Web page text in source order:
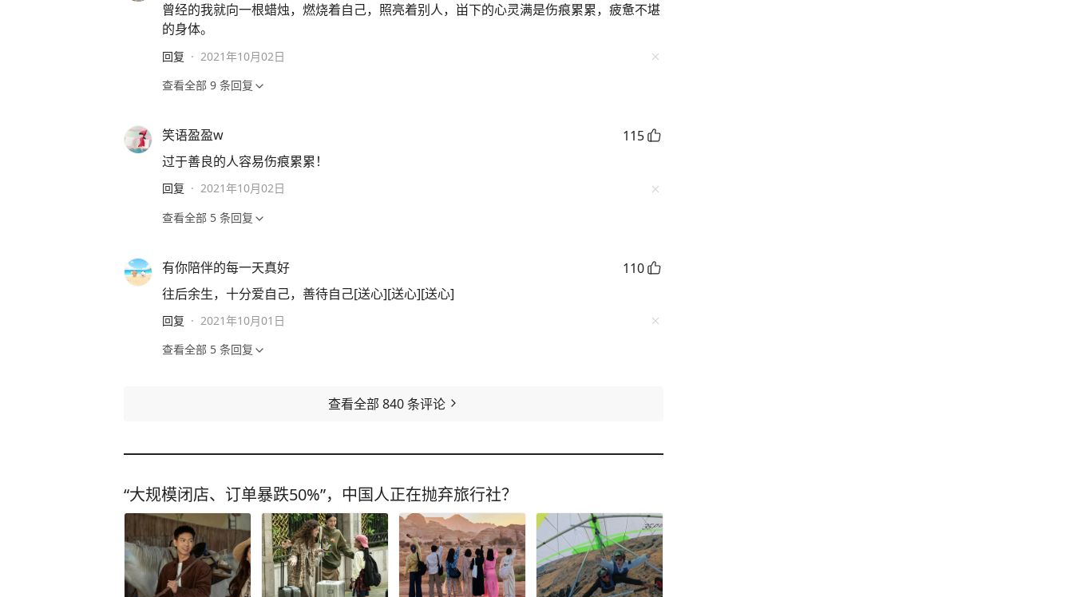
曾经的我就向一根蜡烛，燃烧着自己，照亮着别人，畄下的心灵满是伤痕累累，疲惫不堪
的身体。
回复 · 2021年10月02日
查看全部 9 条回复
笑语盈盈w
115
过于善良的人容易伤痕累累！
回复 · 2021年10月02日
查看全部 5 条回复
有你陪伴的每一天真好
110
往后余生，十分爱自己，善待自己[送心][送心][送心]
回复 · 2021年10月01日
查看全部 5 条回复
查看全部 840条评论
“大规模闭店、订单暴跌50%”，中国人正在抛弃旅行社？